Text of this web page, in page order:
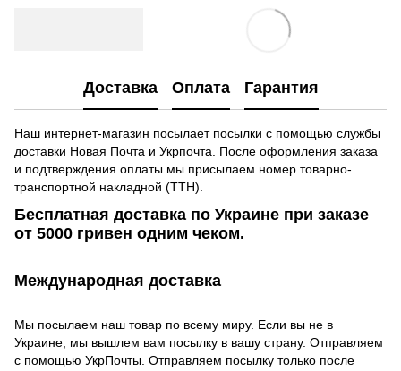
Доставка Оплата Гарантия
Наш интернет-магазин посылает посылки с помощью службы
доставки Новая Почта и Укрпочта. После оформления заказа
и подтверждения оплаты мы присылаем номер товарно-
транспортной накладной (ТТН).
Бесплатная доставка по Украине при заказе
от 5000 гривен одним чеком.
Международная доставка
Мы посылаем наш товар по всему миру. Если вы не в
Украине, мы вышлем вам посылку в вашу страну. Отправляем
с помощью УкрПочты. Отправляем посылку только после